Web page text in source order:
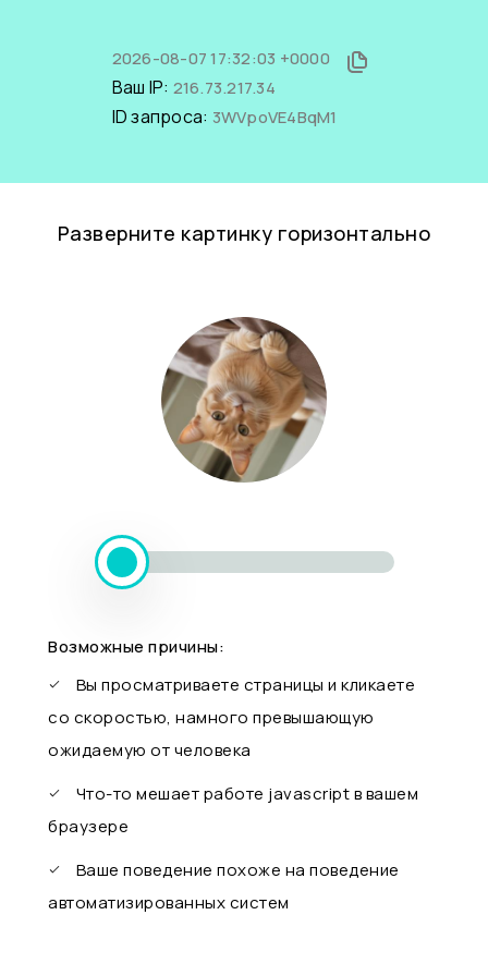
2026-08-07 17:32:03 +0000
Ваш IP: 216.73.217.34
ID запроса: 3WVpoVE4BqM1
Разверните картинку горизонтально
Возможные причины:
Вы просматриваете страницы и кликаете
со скоростью, намного превышающую
ожидаемую от человека
Что-то мешает работе javascript в вашем
браузере
Ваше поведение похоже на поведение
автоматизированных систем